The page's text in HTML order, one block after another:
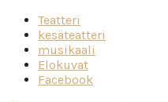
Teatteri
kesäteatteri
musikaali
Elokuvat
Facebook